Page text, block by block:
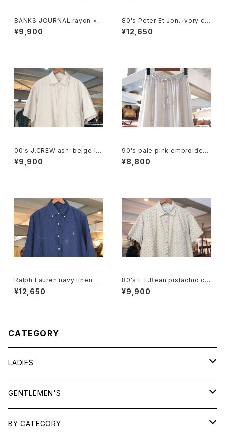
BANKS JOURNAL rayon ×li
nen open-collar Shirt
¥9,900
80's Peter Et Jon. ivory chi
nese-button silk Shirt
¥12,650
00's J.CREW ash-beige lin
en Shirt
¥9,900
90's pale pink embroidere
d rayon easy Skirt
¥8,800
Ralph Lauren navy linen B.
D. Shirt
¥12,650
80's L.L.Bean pistachio cal
ico cotton box Shirt
¥9,900
CATEGORY
LADIES
TOPS
SHIRTS
OUTERWEAR
GENTLEMEN'S
TOPS
BY CATEGORY